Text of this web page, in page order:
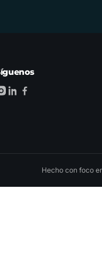
Hecho con foco